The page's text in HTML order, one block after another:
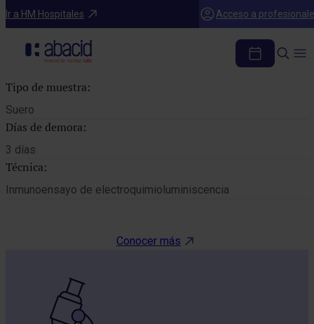
Ir a HM Hospitales Acceso a
Catálogo de pruebas
ACIDO FOLICO
Tipo de muestra:
Suero
Días de demora:
3 días
Técnica:
Inmunoensayo de electroquimioluminiscencia
Conocer más